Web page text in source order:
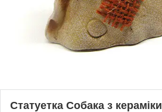
Статуетка Собака з кераміки